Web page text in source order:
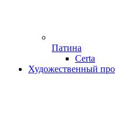
Патина
Certa
Художественный